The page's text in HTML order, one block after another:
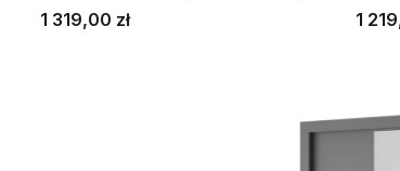
Cena
1 319,00 zł
Cena
1